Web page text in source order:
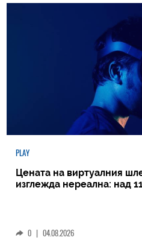
PLAY
Цената на виртуалния
изглежда нереална: над
0 | 04.08.2026